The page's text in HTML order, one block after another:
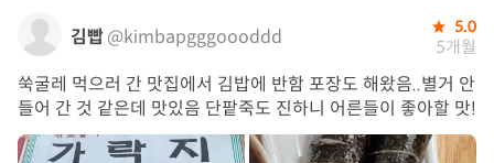
김빱@kimbapgggoooddd 5.0
5개월
쑥굴레 먹으러 간 맛집에서 김밥에 반함 포장도 해왔음..별거 안
들어 간 것 같은데 맛있음 단팥죽도 진하니 어른들이 좋아할 맛!